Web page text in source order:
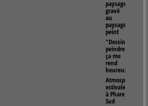
paysage
gravé
au
paysage
peint
"Dessiner,
peindre,
ça me
rend
heureux"
Atmosphères
estivales
à Phare
Sud